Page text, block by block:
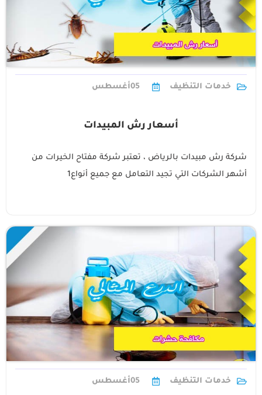
خدمات التنظيف 05أغسطس
أسعار رش المبيدات
شركة رش مبيدات بالرياض ، تعتبر شركة مفتاح الخيرات من
أشهر الشركات التي تجيد التعامل مع جميع أنواع1
خدمات التنظيف 05أغسطس